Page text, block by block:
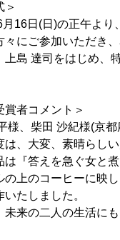
＞
月16日(日)の正午より
々にご参加いただき
上島 達司をはじめ、
賞者コメント＞
様、柴田 沙紀様(京
は、大変、素晴らし
は『答えを急ぐ女と
の上のコーヒーに映
いたしました。
未来の二人の生活に